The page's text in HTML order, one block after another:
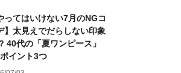
ってはいけない7月のNGコ
】太見えでだらしない印象
40代の「夏ワンピース」
イント3つ